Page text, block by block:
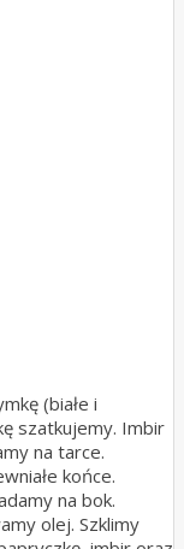
(białe i
szatkujemy. Imbir
na tarce.
końce.
na bok.
olej. Szklimy